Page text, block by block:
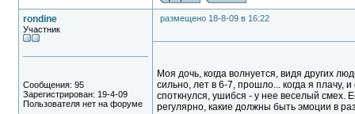
rondine
Участник
Сообщения: 95
Зарегистрирован: 19-4-09
Пользователя нет на форуме
размещено 18-8-09 в 16:22
Моя дочь, когда волнуется, видя других
сильно, лет в 6-7, прошло... когда я плачу,
споткнулся, ушибся - у нее веселый смех.
регулярно, какие должны быть эмоции в